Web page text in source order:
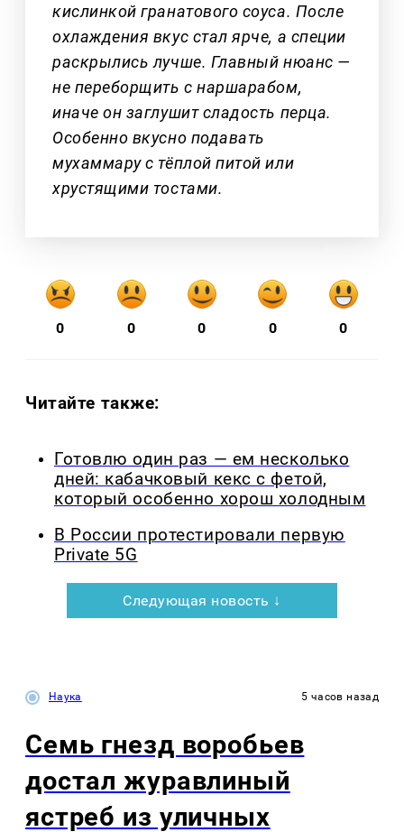
кислинкой гранатового соуса. После
охлаждения вкус стал ярче, а специи
раскрылись лучше. Главный нюанс —
не переборщить с наршарабом,
иначе он заглушит сладость перца.
Особенно вкусно подавать
мухаммару с тёплой питой или
хрустящими тостами.
0 0 0 0 0
Читайте также:
Готовлю один раз — ем несколько
дней: кабачковый кекс с фетой,
который особенно хорош холодным
В России протестировали первую
Private 5G
Следующая новость ↓
Наука 5 часов назад
Семь гнезд воробьев
достал журавлиный
ястреб из уличных